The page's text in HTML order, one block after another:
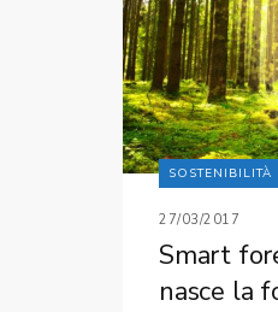
SOSTENIBILITÀ
27/03/2017
Smart
nasce la